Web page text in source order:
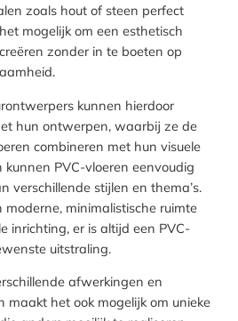
zoals hout of steen perfect
mogelijk om een esthetisch
zonder in te boeten op
kunnen hierdoor
hun ontwerpen, waarbij ze de
combineren met hun visuele
kunnen PVC-vloeren eenvoudig
verschillende stijlen en thema’s.
minimalistische ruimte
inrichting, er is altijd een PVC-
uitstraling.
afwerkingen en
maakt het ook mogelijk om unieke